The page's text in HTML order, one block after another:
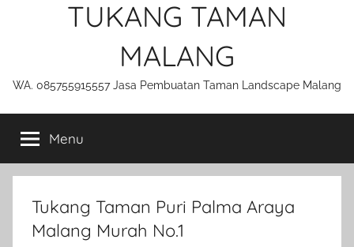
TUKANG TAMAN
MALANG
WA. 085755915557 Jasa Pembuatan Taman Landscape Malang
Menu
Tukang Taman Puri Palma Araya
Malang Murah No.1